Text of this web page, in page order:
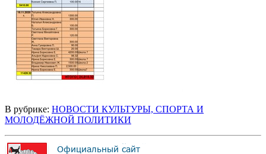
В рубрике: НОВОСТИ КУЛЬТУРЫ, СПОРТА И
МОЛОДЁЖНОЙ ПОЛИТИКИ